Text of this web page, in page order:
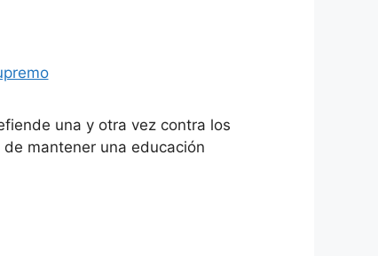
una y otra vez contra los
mantener una educación